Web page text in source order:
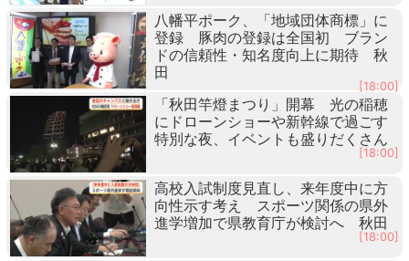
八幡平ポーク、「地域団体商標」に
登録 豚肉の登録は全国初 ブラン
ドの信頼性・知名度向上に期待 秋
田
[18:00]
「秋田竿燈まつり」開幕 光の稲穂
にドローンショーや新幹線で過ごす
特別な夜、イベントも盛りだくさん
[18:00]
高校入試制度見直し、来年度中に方
向性示す考え スポーツ関係の県外
進学増加で県教育庁が検討へ 秋田
[18:00]